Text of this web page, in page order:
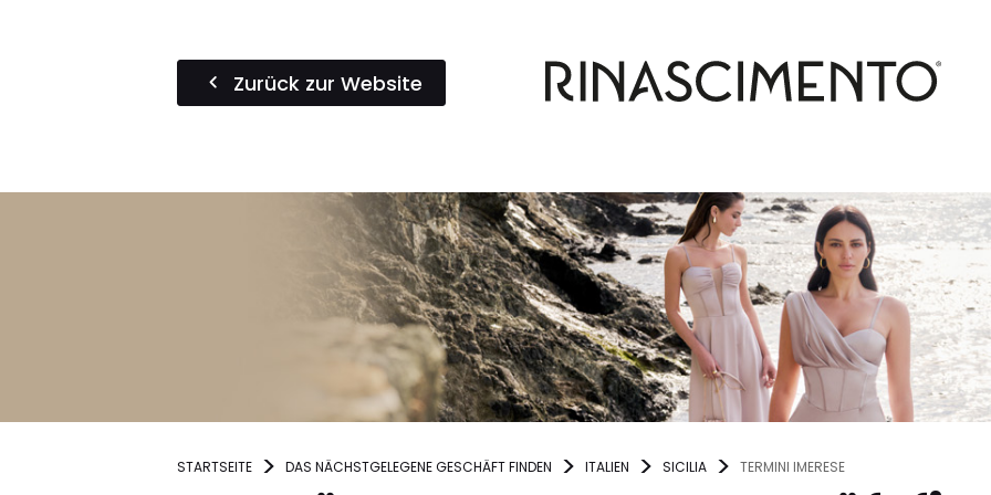
Zurück zur Website
STARTSEITE DAS NÄCHSTGELEGENE GESCHÄFT FINDEN ITALIEN SICILIA TERMINI IMERESE